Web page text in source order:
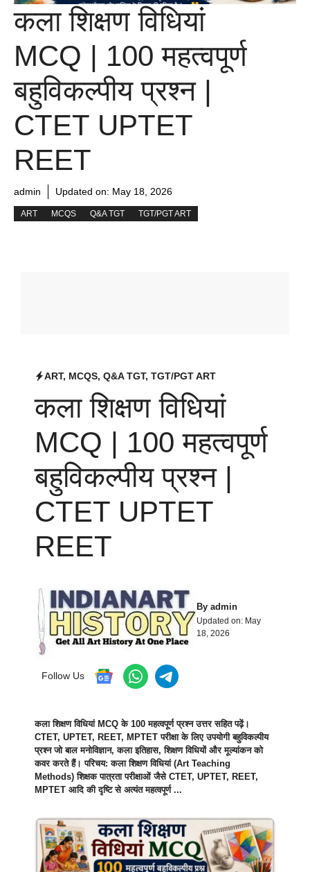
कला शिक्षण विधियां
MCQ | 100 महत्वपूर्ण
बहुविकल्पीय प्रश्न |
CTET UPTET
REET
admin Updated on: May 18, 2026
ART MCQS Q&A TGT TGT/PGT ART
ART, MCQS, Q&A TGT, TGT/PGT ART
कला शिक्षण विधियां
MCQ | 100 महत्वपूर्ण
बहुविकल्पीय प्रश्न |
CTET UPTET
REET
Byadmin
Updated on: May
18, 2026
Follow Us
कला शिक्षण विधियां MCQ के 100 महत्वपूर्ण प्रश्न उत्तर सहित पढ़ें।
CTET, UPTET, REET, MPTET परीक्षा के लिए उपयोगी बहुविकल्पीय
प्रश्न जो बाल मनोविज्ञान, कला इतिहास, शिक्षण विधियों और मूल्यांकन को
कवर करते हैं। परिचय: कला शिक्षण विधियां (Art Teaching
Methods) शिक्षक पात्रता परीक्षाओं जैसे CTET, UPTET, REET,
MPTET आदि की दृष्टि से अत्यंत महत्वपूर्ण ...